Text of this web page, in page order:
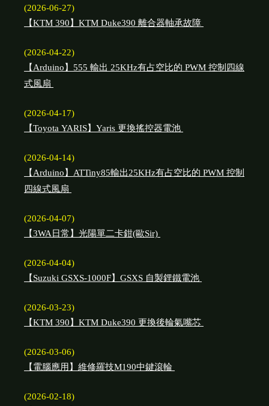
(2026-06-27)
【KTM 390】KTM Duke390 離合器軸承故障
(2026-04-22)
【Arduino】555 輸出 25KHz有占空比的 PWM 控制四線
式風扇
(2026-04-17)
【Toyota YARIS】Yaris 更換搖控器電池
(2026-04-14)
【Arduino】ATTiny85輸出25KHz有占空比的 PWM 控制
四線式風扇
(2026-04-07)
【3WA日常】光陽單二卡鉗(歐Sir)
(2026-04-04)
【Suzuki GSXS-1000F】GSXS 自製鋰鐵電池
(2026-03-23)
【KTM 390】KTM Duke390 更換後輪氣嘴芯
(2026-03-06)
【電腦應用】維修羅技M190中鍵滾輪
(2026-02-18)